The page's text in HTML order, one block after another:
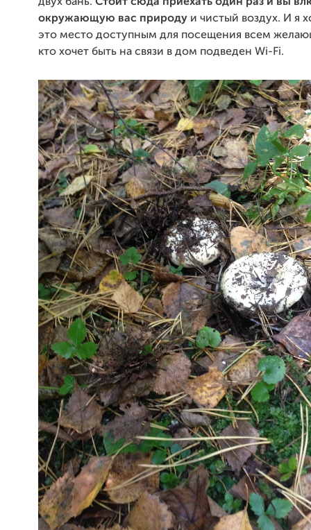
окружающую вас природу и чистый воздух. И я
это место доступным для посещения всем
кто хочет быть на связи в дом подведен Wi-Fi.